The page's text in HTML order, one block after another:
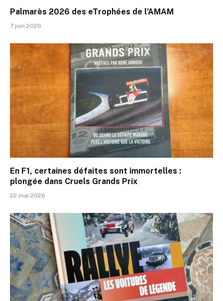
Palmarès 2026 des eTrophées de l’AMAM
7 juin 2026
En F1, certaines défaites sont immortelles :
plongée dans Cruels Grands Prix
22 mai 2026